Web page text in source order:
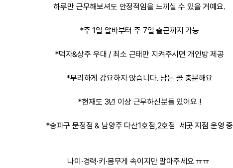
하루만 근무해보셔도 안정적임을 느끼실 수 있을 거예요.
*주 1일 알바부터 주 7일 출근까지 가능
*먹자&상주 우대 / 최소 근태만 지켜주시면 개인방 제공
*무리하게 강요하지 않습니다. 남는 콜 충분해요
*현재도 3년 이상 근무하신분들 있어요 !
*송파구 문정점 & 남양주 다산1호점,2호점 세곳 지점 운영 중
나이·경력·키·몸무게 속이지만 말아주세요 ㅠㅠ